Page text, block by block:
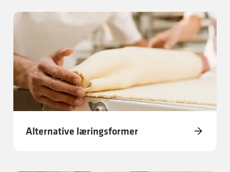
Alternative læringsformer